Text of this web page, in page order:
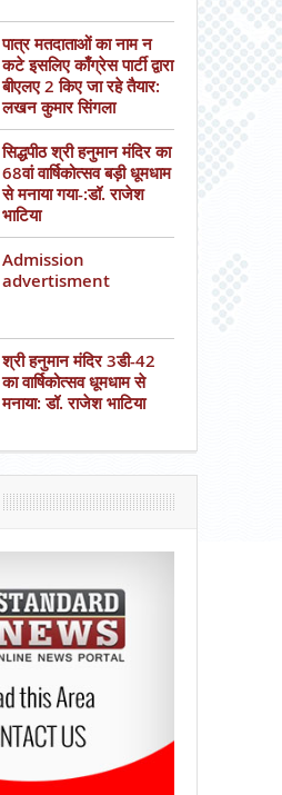
पात्र मतदाताओं का नाम न
कटे इसलिए काँग्रेस पार्टी द्वारा
बीएलए 2 किए जा रहे तैयार:
लखन कुमार सिंगला
सिद्धपीठ श्री हनुमान मंदिर का
68वां वार्षिकोत्सव बड़ी धूमधाम
से मनाया गया-:डॉ. राजेश
भाटिया
Admission
advertisment
श्री हनुमान मंदिर 3डी-42
का वार्षिकोत्सव धूमधाम से
मनाया: डॉ. राजेश भाटिया